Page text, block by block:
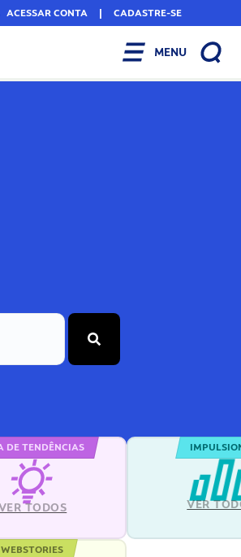
ACESSAR CONTA | CADASTRE-SE
MENU
DE TENDÊNCIAS
TODOS VER
WEBSTORIES